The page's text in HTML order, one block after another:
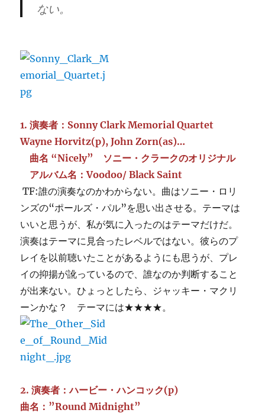
ない。
1. 演奏者：Sonny Clark Memorial Quartet
Wayne Horvitz(p), John Zorn(as)…
曲名 “Nicely” ソニー・クラークのオリジナル
アルバム名：Voodoo/ Black Saint
TF:誰の演奏なのかわからない。曲はソニー・ロリ
ンズの“ポールズ・パル”を思い出させる。テーマは
いいと思うが、私が気に入ったのはテーマだけだ。
演奏はテーマに見合ったレベルではない。彼らのプ
レイを以前聴いたことがあるようにも思うが、プレ
イの抑揚が訛っているので、誰なのか判断すること
が出来ない。ひょっとしたら、ジャッキー・マクリ
ーンかな？ テーマには★★★★。
2. 演奏者：ハービー・ハンコック(p)
曲名：”Round Midnight”